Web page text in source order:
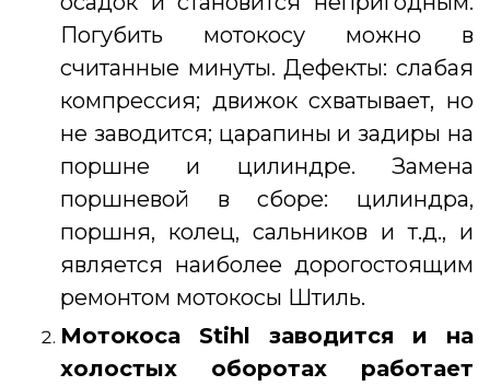
Погубить мотокосу можно в
считанные минуты. Дефекты: слабая
компрессия; движок схватывает, но
не заводится; царапины и задиры на
поршне и цилиндре. Замена
поршневой в сборе: цилиндра,
поршня, колец, сальников и т.д., и
является наиболее дорогостоящим
ремонтом мотокосы Штиль.
Мотокоса Stihl
заводится и на
холостых оборотах работает